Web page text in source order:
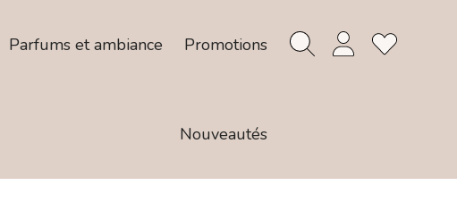
Parfums et ambiance Promotions
Nouveautés